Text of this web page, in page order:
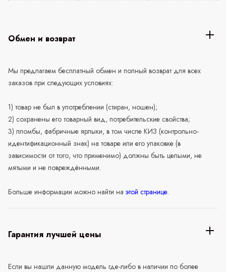
Обмен и возврат
Мы предлагаем бесплатный обмен и полный возврат для всех
заказов при следующих условиях:
1) товар не был в употреблении (стиран, ношен);
2) сохранены его товарный вид, потребительские свойства;
3) пломбы, фабричные ярлыки, в том числе КИЗ (контрольно-
идентификационный знак) на товаре или его упаковке (в
зависимости от того, что применимо) должны быть целыми, не
мятыми и не повреждёнными.
Больше информации можно найти на этой странице.
Гарантия лучшей цены
Если вы нашли данную модель где-либо в наличии по более